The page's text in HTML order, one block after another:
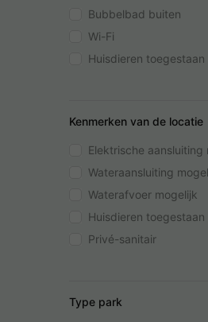
Bubbelbad buiten
Wi-Fi
Huisdieren toegestaan
Kenmerken van de locatie
Elektrische aansluiting
Wateraansluiting
Waterafvoer mogelijk
Huisdieren toegestaan
Privé-sanitair
Type park